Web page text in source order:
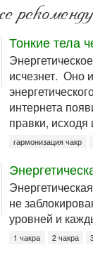
Тонкие тела
исчезнет. Оно
интернета
правки, исходя
гармонизация чакр
не
уровней и
1 чакра 2 чакра